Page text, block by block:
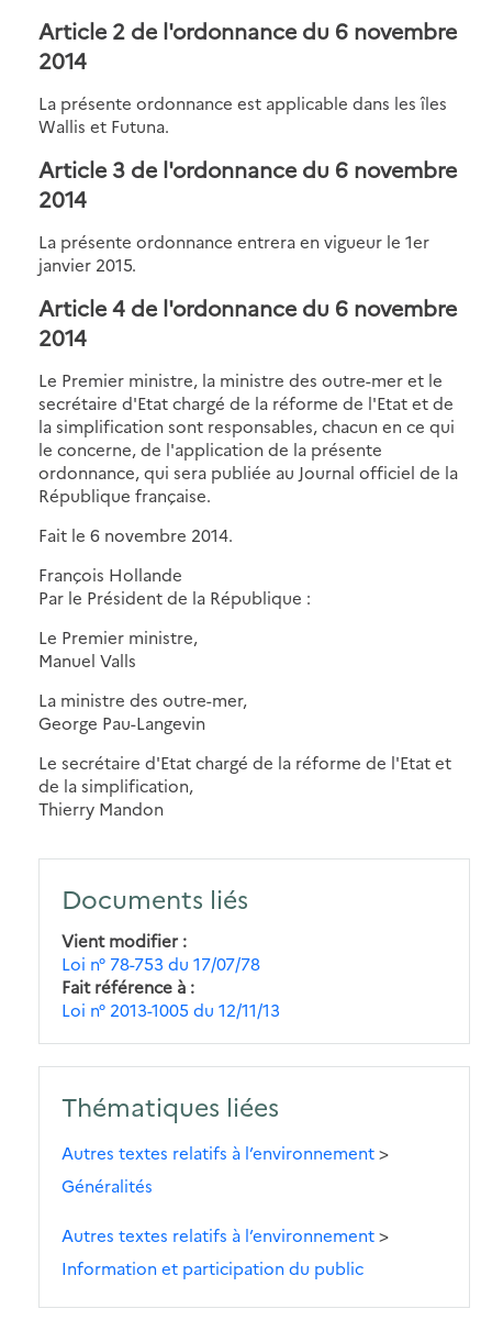
Article 2 de l'ordonnance du 6 novembre
2014
La présente ordonnance est applicable dans les îles
Wallis et Futuna.
Article 3 de l'ordonnance du 6 novembre
2014
La présente ordonnance entrera en vigueur le 1er
janvier 2015.
Article 4 de l'ordonnance du 6 novembre
2014
Le Premier ministre, la ministre des outre-mer et le
secrétaire d'Etat chargé de la réforme de l'Etat et de
la simplification sont responsables, chacun en ce qui
le concerne, de l'application de la présente
ordonnance, qui sera publiée au Journal officiel de la
République française.
Fait le 6 novembre 2014.
François Hollande
Par le Président de la République :
Le Premier ministre,
Manuel Valls
La ministre des outre-mer,
George Pau-Langevin
Le secrétaire d'Etat chargé de la réforme de l'Etat et
de la simplification,
Thierry Mandon
Documents liés
Vient modifier
Loi n° 78-753 du 17/07/78
Fait référence à
Loi n° 2013-1005 du 12/11/13
Thématiques liées
Autres textes relatifs à l’environnement>
Généralités
Autres textes relatifs à l’environnement>
Information et participation du public